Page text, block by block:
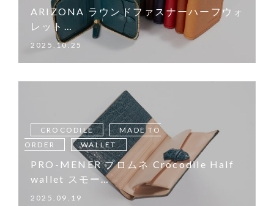
ARIZONA ラウンドファスナーハーフウォ
レット…
2025.10.25
CROCODILE
MADE TO
ORDER
WALLET
PRO-MENER プロムネ Crocodile Half
wallet スモー…
2025.09.19